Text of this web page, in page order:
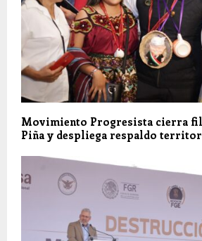
Movimiento Progresista cierra
Piña y despliega respaldo